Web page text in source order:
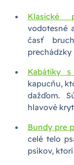
Klasické
vodotesné
časť
prechádzky
Kabátiky
kapucňu,
dažďom.
hlavové
Bundy pre
celé telo
psíkov,